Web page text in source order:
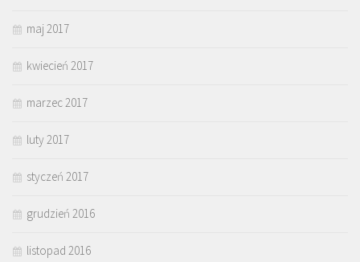
maj 2017
kwiecień 2017
marzec 2017
luty 2017
styczeń 2017
grudzień 2016
listopad 2016